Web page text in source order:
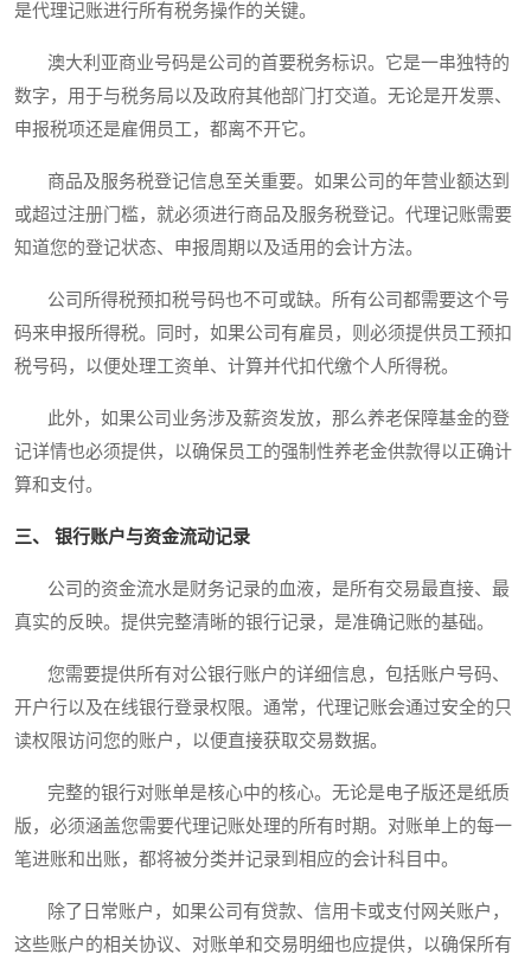
是代理记账进行所有税务操作的关键。
澳大利亚商业号码是公司的首要税务标识。它是一串独特的
数字，用于与税务局以及政府其他部门打交道。无论是开发票、
申报税项还是雇佣员工，都离不开它。
商品及服务税登记信息至关重要。如果公司的年营业额达到
或超过注册门槛，就必须进行商品及服务税登记。代理记账需要
知道您的登记状态、申报周期以及适用的会计方法。
公司所得税预扣税号码也不可或缺。所有公司都需要这个号
码来申报所得税。同时，如果公司有雇员，则必须提供员工预扣
税号码，以便处理工资单、计算并代扣代缴个人所得税。
此外，如果公司业务涉及薪资发放，那么养老保障基金的登
记详情也必须提供，以确保员工的强制性养老金供款得以正确计
算和支付。
三、 银行账户与资金流动记录
公司的资金流水是财务记录的血液，是所有交易最直接、最
真实的反映。提供完整清晰的银行记录，是准确记账的基础。
您需要提供所有对公银行账户的详细信息，包括账户号码、
开户行以及在线银行登录权限。通常，代理记账会通过安全的只
读权限访问您的账户，以便直接获取交易数据。
完整的银行对账单是核心中的核心。无论是电子版还是纸质
版，必须涵盖您需要代理记账处理的所有时期。对账单上的每一
笔进账和出账，都将被分类并记录到相应的会计科目中。
除了日常账户，如果公司有贷款、信用卡或支付网关账户，
这些账户的相关协议、对账单和交易明细也应提供，以确保所有